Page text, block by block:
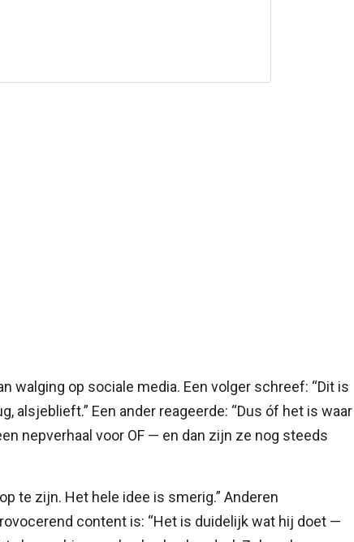
walging op sociale media. Een volger schreef: “Dit is
alsjeblieft.” Een ander reageerde: “Dus óf het is waar
nepverhaal voor OF — en dan zijn ze nog steeds
te zijn. Het hele idee is smerig.” Anderen
content is: “Het is duidelijk wat hij doet —